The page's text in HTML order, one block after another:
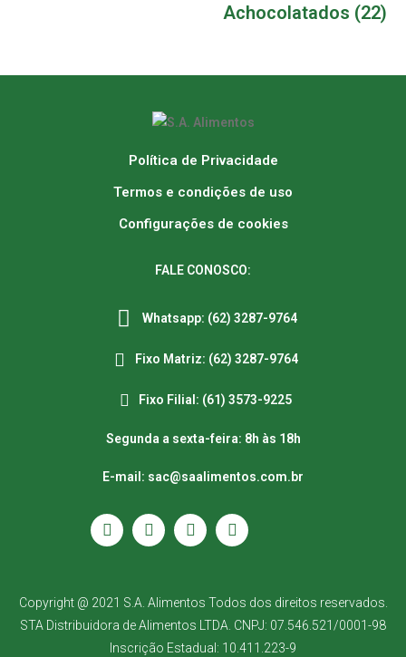
Achocolatados (22)
Política de Privacidade
Termos e condições de uso
Configurações de cookies
FALE CONOSCO:
Whatsapp: (62) 3287-9764
Fixo Matriz: (62) 3287-9764
Fixo Filial: (61) 3573-9225
Segunda a sexta-feira: 8h às 18h
E-mail: sac@saalimentos.com.br
Copyright @ 2021 S.A. Alimentos Todos dos direitos reservados.
STA Distribuidora de Alimentos LTDA. CNPJ: 07.546.521/0001-98
Inscrição Estadual: 10.411.223-9